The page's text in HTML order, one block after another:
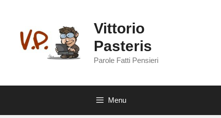
contenuto
Vittorio
Pasteris
Parole Fatti Pensieri
Menu